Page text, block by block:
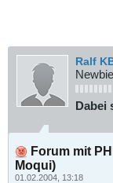
Ralf
Newbie
Dabei
Forum mit
Moqui)
01.02.2004, 13:18